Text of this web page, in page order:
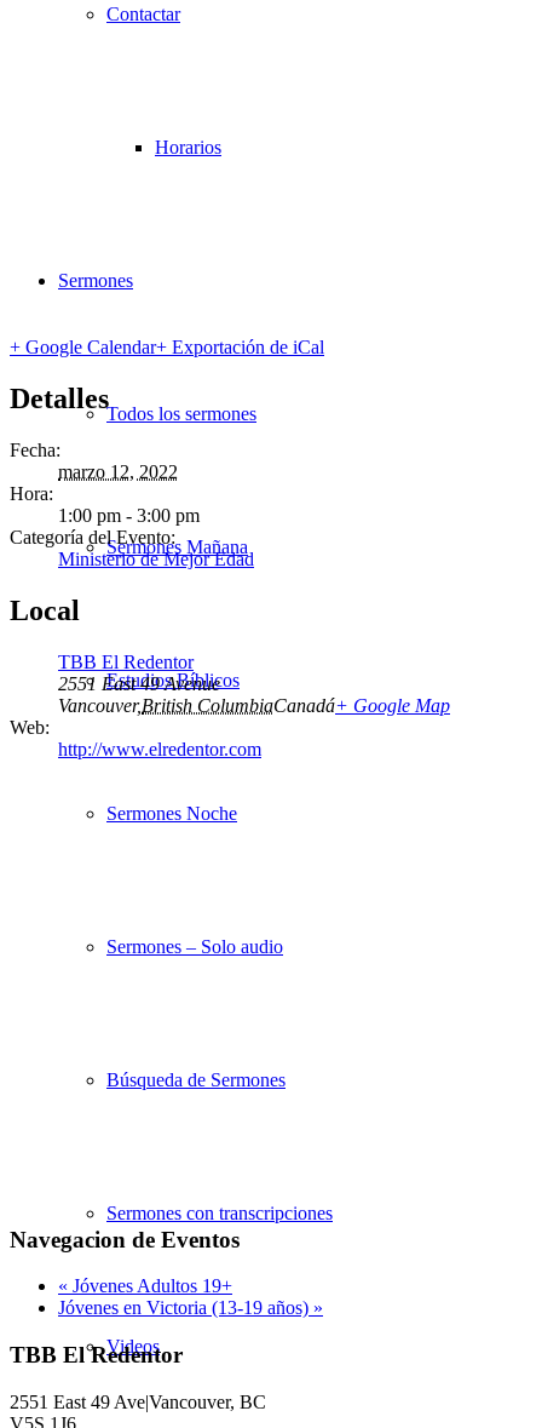
Contactar
Horarios
Sermones
Todos los sermones
Sermones Mañana
Estudios Bíblicos
Sermones Noche
Sermones – Solo audio
Búsqueda de Sermones
Sermones con transcripciones
Videos
+ Google Calendar+ Exportación de iCal
Detalles
Fecha:
marzo 12, 2022
Hora:
1:00 pm - 3:00 pm
Categoría del Evento:
Ministerio de Mejor Edad
Local
TBB El Redentor
2551 East 49 Avenue
Vancouver,British ColumbiaCanadá+ Google Map
Web:
http://www.elredentor.com
Navegacion de Eventos
« Jóvenes Adultos 19+
Jóvenes en Victoria (13-19 años) »
TBB El Redentor
2551 East 49 Ave|Vancouver, BC
V5S 1J6